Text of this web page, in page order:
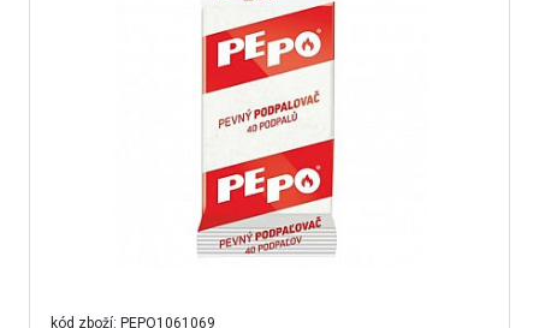
kód zboží: PEPO1061069